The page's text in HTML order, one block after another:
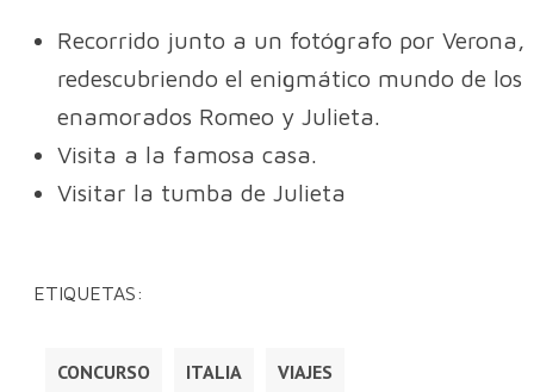
Recorrido junto a un fotógrafo por Verona,
redescubriendo el enigmático mundo de los
enamorados Romeo y Julieta.
Visita a la famosa casa.
Visitar la tumba de Julieta
ETIQUETAS:
CONCURSO ITALIA VIAJES